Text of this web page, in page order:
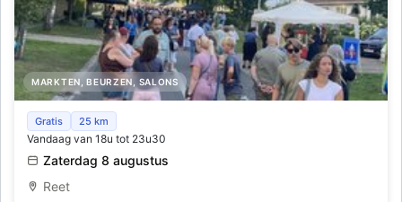
MARKTEN, BEURZEN, SALONS
Avondmarkt - Lichtmarkt tijdens de Lichtfeesten
Gratis 25 km
Vandaag van 18u tot 23u30
Zaterdag 8 augustus
Reet